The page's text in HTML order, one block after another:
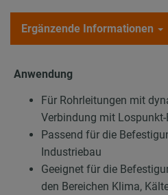
Ergänzende Informationen
Anwendung
Für Rohrleitungen mit
Verbindung mit
Passend für die
Industriebau
Geeignet für die
den Bereichen Klima,